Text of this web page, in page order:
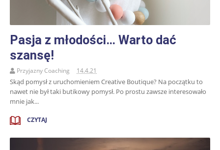
Pasja z młodości… Warto dać
szansę!
Przyjazny Coaching 14.4.21
Skąd pomysł z uruchomieniem Creative Boutique? Na początku to
nawet nie był taki butikowy pomysł. Po prostu zawsze interesowało
mnie jak...
CZYTAJ